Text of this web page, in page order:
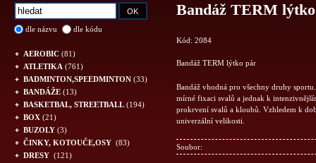
dle názvu dle kódu
AEROBIC (81)
ATLETIKA (761)
BADMINTON,SPEEDMINTON (33)
BANDÁŽE (13)
BASKETBAL, STREETBALL (194)
BOX (21)
BUZOLY (3)
ČINKY, KOTOUČE,OSY (83)
DRESY (121)
Bandáž TERM
Kód: 2084
Bandáž TERM lýtko pár
Bandáž vhodná pro všechny druhy
mírné fixaci svalů a jednak k
prokrvení svalů a kloubů. Vzhledem k
univerzální velikosti.
Soubor: